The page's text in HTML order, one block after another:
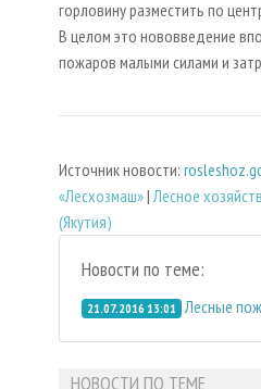
горловину разместить по
В целом это нововведение
пожаров малыми силами и
Источник новости:
«Лесхозмаш»| Лесное
(Якутия)
Новости по теме:
21.07.2016 13:01 Лесные
НОВОСТИ ПО ТЕМЕ